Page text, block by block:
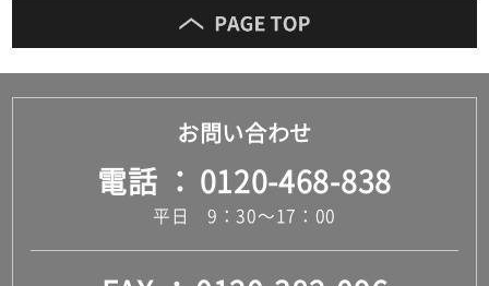
お問い合わせ
電話 0120-468-838
平日 9：30～17：00